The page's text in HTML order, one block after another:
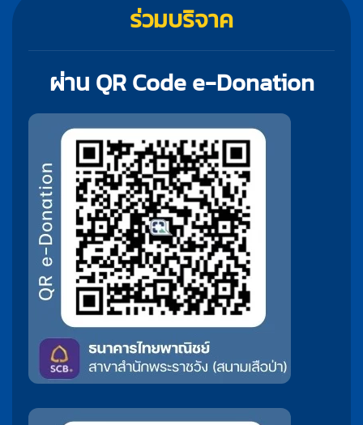
ร่วมบริจาค
ผ่าน QR Code e-Donation